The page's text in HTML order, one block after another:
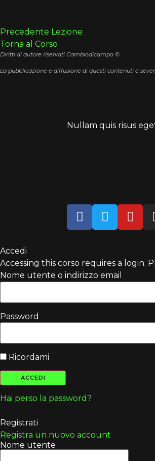
Precedente Lezione
Torna al Corso
Diritti di autore riservati Cambiodicampo ©
La pubblicazione e diffusione di questi contenuti è
Nullam quis risus
Accedi
Accessing this corso requires a login.
Nome utente o indirizzo email
Password
Ricordami
Hai perso la password?
Registrati
Registra un nuovo account
Nome utente